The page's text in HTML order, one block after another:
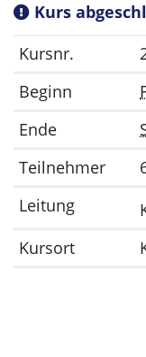
Kurs
Kursnr.
Beginn
Ende
Teilnehmer
Leitung
Kursort